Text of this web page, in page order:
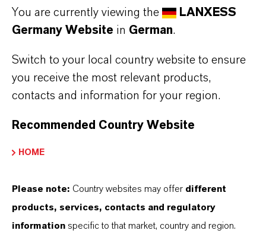
besprochen werden.
das Erstellen eines Fugenplans verantwortlich.
Der Fugenplan ist Bestandteil der
Leistungsbeschreibung und muss den
Ausführenden der einzelnen Bodengewerke
vor der Ausführung durch den Planer in
(Heizungsbauer, Estrichleger und
Bodenbelagsverleger) vor Ort festzulegen.
Planungshilfen hierzu finden Sie unter den
You are currently viewing the
LANXESS
Germany Website in German.
Switch to your local country website to ensure
you receive the most relevant products,
contacts and information for your region.
Recommended Country Website
HOME
Please note: Country websites may offer different
products, services, contacts and regulatory
information specific to that market, country and region.